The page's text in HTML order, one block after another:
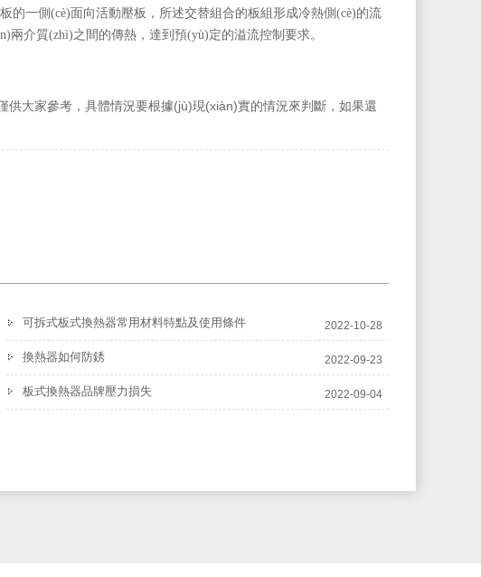
板的一側(cè)面向活動壓板，所述交替組合的板組形成冷熱側(cè)的流
兩介質(zhì)之間的傳熱，達到預(yù)定的溢流控制要求。
家參考，具體情況要根據(jù)現(xiàn)實的情況來判斷，如果還
可拆式板式換熱器常用材料特點及使用條件 2022-10-28
換熱器如何防銹 2022-09-23
板式換熱器品牌壓力損失 2022-09-04